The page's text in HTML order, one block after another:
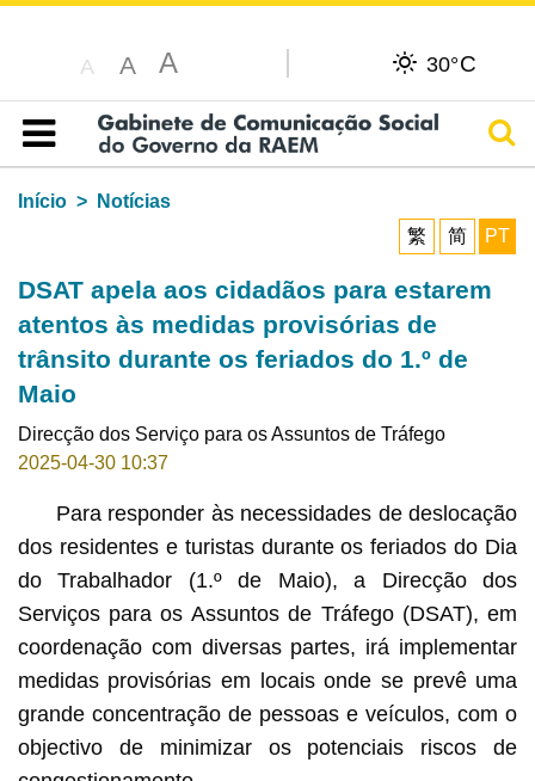
A A A 30°C
Índice
Início
Notícias
繁
简 PT
DSAT apela aos cidadãos para estarem
atentos às medidas provisórias de
trânsito durante os feriados do 1.º de
Maio
Direcção dos Serviço para os Assuntos de Tráfego
2025-04-30 10:37
Para responder às necessidades de deslocação
dos residentes e turistas durante os feriados do Dia
do Trabalhador (1.º de Maio), a Direcção dos
Serviços para os Assuntos de Tráfego (DSAT), em
coordenação com diversas partes, irá implementar
medidas provisórias em locais onde se prevê uma
grande concentração de pessoas e veículos, com o
objectivo de minimizar os potenciais riscos de